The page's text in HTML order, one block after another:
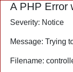
A PHP Error
Severity: Notice
Message: Trying
Filename: